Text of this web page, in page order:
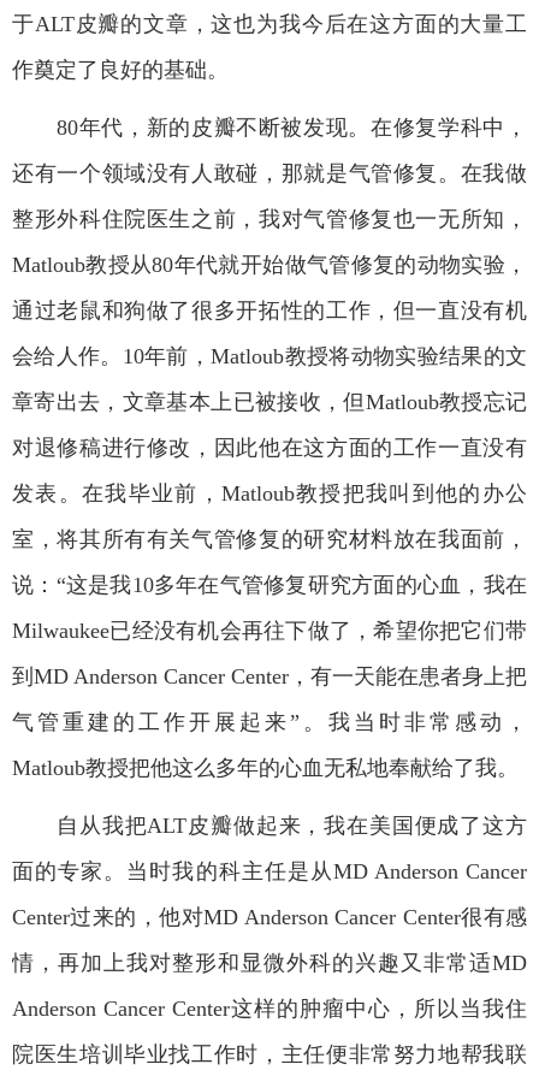
于ALT皮瓣的文章，这也为我今后在这方面的大量工
作奠定了良好的基础。
80年代，新的皮瓣不断被发现。在修复学科中，
还有一个领域没有人敢碰，那就是气管修复。在我做
整形外科住院医生之前，我对气管修复也一无所知，
Matloub教授从80年代就开始做气管修复的动物实验，
通过老鼠和狗做了很多开拓性的工作，但一直没有机
会给人作。 10年前，Matloub教授将动物实验结果的文
章寄出去，文章基本上已被接收，但Matloub教授忘记
对退修稿进行修改，因此他在这方面的工作一直没有
发表。在我毕业前， Matloub教授把我叫到他的办公
室，将其所有有关气管修复的研究材料放在我面前，
说： “这是我10多年在气管修复研究方面的心血，我在
Milwaukee已经没有机会再往下做了，希望你把它们带
到 MD Anderson Cancer Center ，有一天能在患者身上把
气管重建的工作开展起来” 。我当时非常感动，
Matloub教授把他这么多年的心血无私地奉献给了我。
自从我把ALT皮瓣做起来，我在美国便成了这方
面的专家。当时我的科主任是从MD Anderson Cancer
Center过来的，他对MD Anderson Cancer Center很有感
情，再加上我对整形和显微外科的兴趣又非常适MD
Anderson Cancer Center这样的肿瘤中心，所以当我住
院医生培训毕业找工作时，主任便非常努力地帮我联